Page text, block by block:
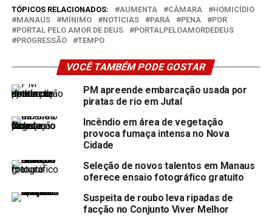
TÓPICOS RELACIONADOS: AUMENTA CÂMARA
HOMICÍDIO
MANAUS
MÍNIMO NOTÍCIAS PARÁ PENA
POR
PORTAL PELO AMOR DE DEUS
PORTALPELOAMORDEDEUS
PROGRESSÃO
TEMPO
VOCÊ TAMBÉM PODE GOSTAR
PM apreende embarcação usada por
piratas de rio em Jutaí
Incêndio em área de vegetação
provoca fumaça intensa no Nova
Cidade
Seleção de novos talentos em Manaus
oferece ensaio fotográfico gratuito
Suspeita de roubo leva ripadas de
facção no Conjunto Viver Melhor